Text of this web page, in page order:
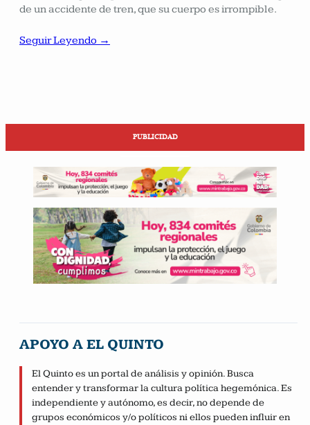
de un accidente de tren, que su cuerpo es irrompible.
Seguir Leyendo →
PUBLICIDAD
APOYO A EL QUINTO
El Quinto es un portal de análisis y opinión. Busca
entender y transformar la cultura política hegemónica. Es
independiente y autónomo, es decir, no depende de
grupos económicos y/o políticos ni ellos pueden influir en